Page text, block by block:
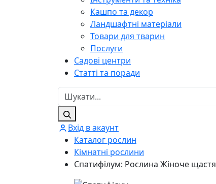
Кашпо та декор
Ландшафтні матеріали
Товари для тварин
Послуги
Садові центри
Статті та поради
Вхід в акаунт
Каталог рослин
Кімнатні рослини
Спатифілум: Рослина Жіноче щастя